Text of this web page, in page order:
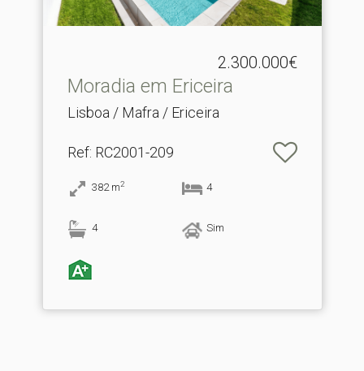
2.300.000€
Moradia em Ericeira
Lisboa / Mafra / Ericeira
Ref: RC2001-209
382 m2 4
4 Sim